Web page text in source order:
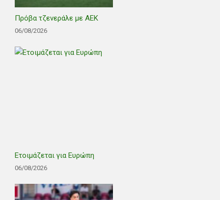
Πρόβα τζενεράλε με ΑΕΚ
06/08/2026
Ετοιμάζεται για Ευρώπη
06/08/2026